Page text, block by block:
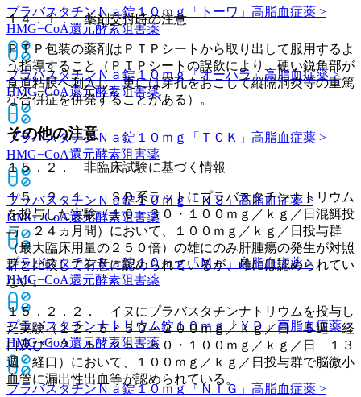
プラバスタチンＮａ錠１０ｍｇ「トーワ」 高脂血症薬 >
HMG−CoA還元酵素阻害薬
プラバスタチンＮａ錠１０ｍｇ「オーハラ」高脂血症薬 >
HMG−CoA還元酵素阻害薬
プラバスタチンＮａ錠１０ｍｇ「ＴＣＫ」 高脂血症薬 >
HMG−CoA還元酵素阻害薬
プラバスタチンＮａ錠１０ｍｇ「ＮＳ」高脂血症薬 >
HMG−CoA還元酵素阻害薬
プラバスタチンＮａ錠１０ｍｇ「Ｍｅ」 高脂血症薬 >
HMG−CoA還元酵素阻害薬
プラバスタチンナトリウム錠１０ｍｇ「ＹＤ」高脂血症薬 >
HMG−CoA還元酵素阻害薬
プラバスタチンＮａ錠１０ｍｇ「ＮＩＧ」 高脂血症薬 >
１４．１． 薬剤交付時の注意
ＰＴＰ包装の薬剤はＰＴＰシートから取り出して服用するよ
う指導すること（ＰＴＰシートの誤飲により、硬い鋭角部が
食道粘膜へ刺入し、更には穿孔をおこして縦隔洞炎等の重篤
な合併症を併発することがある）。
その他の注意
１５．２． 非臨床試験に基づく情報
１５．２．１． ＳＤ系ラットにプラバスタチンナトリウム
を投与した実験（１０・３０・１００ｍｇ／ｋｇ／日混餌投
与 ２４ヵ月間）において、１００ｍｇ／ｋｇ／日投与群
（最大臨床用量の２５０倍）の雄にのみ肝腫瘍の発生が対照
群と比較して有意に認められているが、雌には認められてい
ない。
１５．２．２． イヌにプラバスタチンナトリウムを投与し
た実験（１２．５・５０・２００ｍｇ／ｋｇ／日 ５週 経
口及び１２．５・２５・５０・１００ｍｇ／ｋｇ／日 １３
週 経口）において、１００ｍｇ／ｋｇ／日投与群で脳微小
血管に漏出性出血等が認められている。